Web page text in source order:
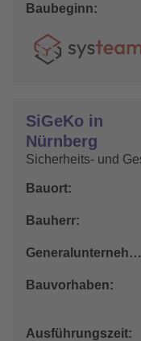
Baubeginn
SiGeKo in
Nürnberg
Sicherheits- und
Bauort
Bauherr
Generalunternehmer
Bauvorhaben
Ausführungszeit